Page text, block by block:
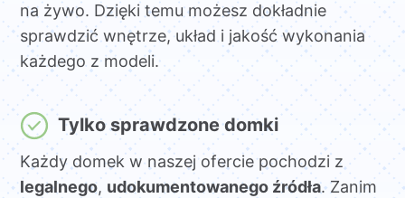
na żywo. Dzięki temu możesz dokładnie
sprawdzić wnętrze, układ i jakość wykonania
każdego z modeli.
Tylko sprawdzone domki
Każdy domek w naszej ofercie pochodzi z
legalnego, udokumentowanego źródła. Zanim